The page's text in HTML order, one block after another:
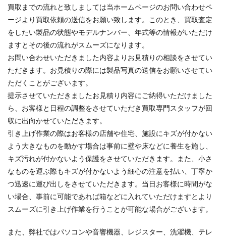
買取までの流れと致しましては当ホームページのお問い合わせペ
ージより買取依頼の送信をお願い致します。このとき、買取査定
をしたい製品の状態やモデルナンバー、年式等の情報がいただけ
ますとその後の流れがスムーズになります。
お問い合わせいただきました内容よりお見積りの相談をさせてい
ただきます。お見積りの際には製品写真の送信をお願いさせてい
ただくことがございます。
提示させていただきましたお見積り内容にご納得いただけました
ら、お客様と日程の調整をさせていただき買取専門スタッフが回
収に出向かせていただきます。
引き上げ作業の際はお客様の店舗や住宅、施設にキズが付かない
よう大きなものを動かす場合は事前に壁や床などに養生を施し、
キズ汚れが付かないよう保護をさせていただきます。また、小さ
なものを運ぶ際もキズが付かないよう細心の注意を払い、丁寧か
つ迅速に運び出しをさせていただきます。当日お客様に時間がな
い場合、事前に可能であれば箱などに入れていただけますとより
スムーズに引き上げ作業を行うことが可能な場合がございます。
また、弊社ではパソコンや音響機器、レジスター、洗濯機、テレ